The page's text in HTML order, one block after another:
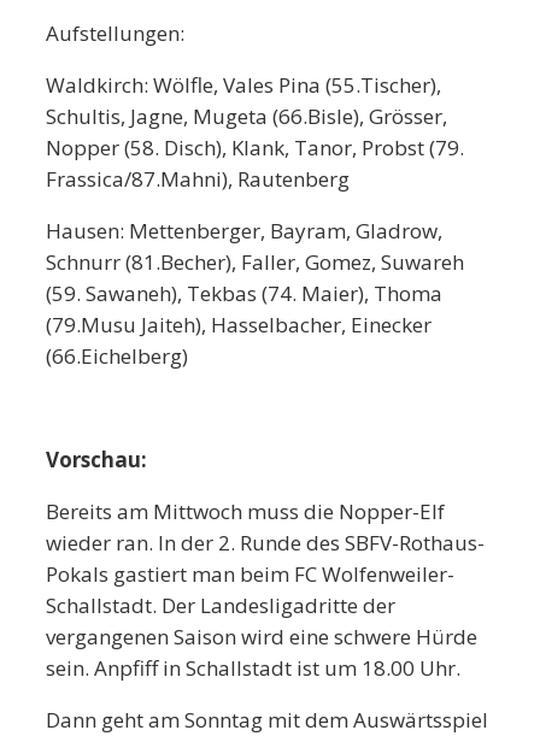
Aufstellungen:
Waldkirch: Wölfle, Vales Pina (55.Tischer),
Schultis, Jagne, Mugeta (66.Bisle), Grösser,
Nopper (58. Disch), Klank, Tanor, Probst (79.
Frassica/87.Mahni), Rautenberg
Hausen: Mettenberger, Bayram, Gladrow,
Schnurr (81.Becher), Faller, Gomez, Suwareh
(59. Sawaneh), Tekbas (74. Maier), Thoma
(79.Musu Jaiteh), Hasselbacher, Einecker
(66.Eichelberg)
Vorschau:
Bereits am Mittwoch muss die Nopper-Elf
wieder ran. In der 2. Runde des SBFV-Rothaus-
Pokals gastiert man beim FC Wolfenweiler-
Schallstadt. Der Landesligadritte der
vergangenen Saison wird eine schwere Hürde
sein. Anpfiff in Schallstadt ist um 18.00 Uhr.
Dann geht am Sonntag mit dem Auswärtsspiel